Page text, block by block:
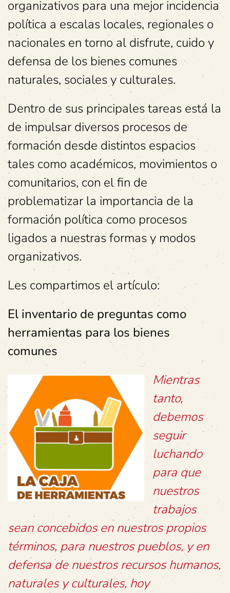
organizativos para una mejor incidencia
política a escalas locales, regionales o
nacionales en torno al disfrute, cuido y
defensa de los bienes comunes
naturales, sociales y culturales.
Dentro de sus principales tareas está la
de impulsar diversos procesos de
formación desde distintos espacios
tales como académicos, movimientos o
comunitarios, con el fin de
problematizar la importancia de la
formación política como procesos
ligados a nuestras formas y modos
organizativos.
Les compartimos el artículo:
El inventario de preguntas como
herramientas para los bienes
comunes
Mientras
tanto,
debemos
seguir
luchando
para que
nuestros
trabajos
sean concebidos en nuestros propios
términos, para nuestros pueblos, y en
defensa de nuestros recursos humanos,
naturales y culturales, hoy